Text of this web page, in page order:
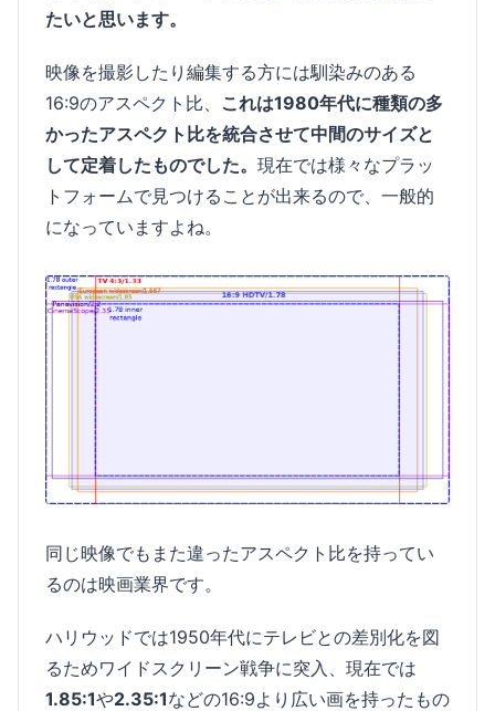
たいと思います。
映像を撮影したり編集する方には馴染みのある
16:9のアスペクト比、 これは1980年代に種類の多
かったアスペクト比を統合させて中間のサイズと
して定着したものでした。 現在では様々なプラッ
トフォームで見つけることが出来るので、一般的
になっていますよね。
同じ映像でもまた違ったアスペクト比を持ってい
るのは映画業界です。
ハリウッドでは1950年代にテレビとの差別化を図
るためワイドスクリーン戦争に突入、現在では
1.85:1や2.35:1などの16:9より広い画を持ったもの